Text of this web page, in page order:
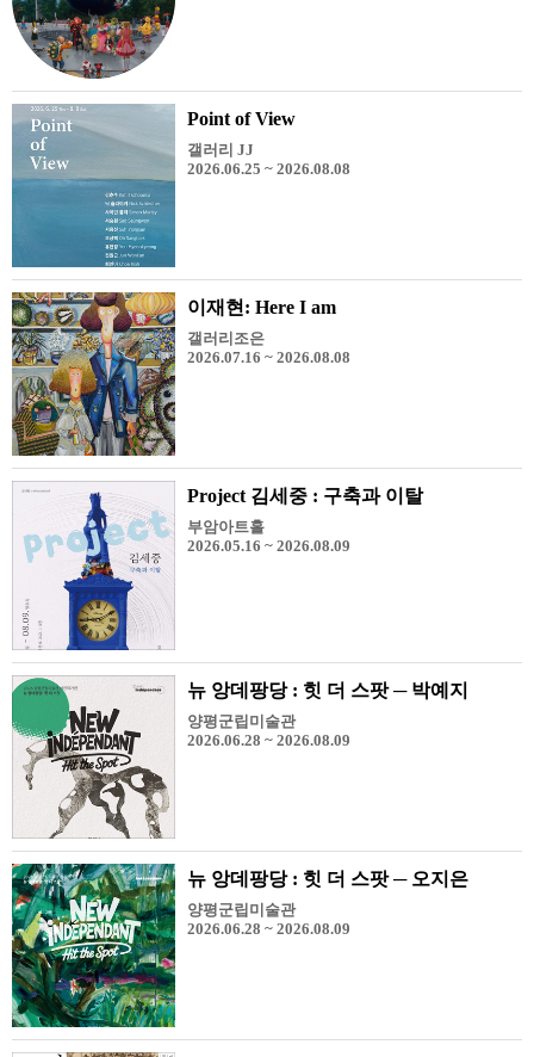
Point of View
갤러리 JJ
2026.06.25 ~ 2026.08.08
이재현: Here I am
갤러리조은
2026.07.16 ~ 2026.08.08
Project 김세중 : 구축과 이탈
부암아트홀
2026.05.16 ~ 2026.08.09
뉴 앙데팡당 : 힛 더 스팟 ─ 박예지
양평군립미술관
2026.06.28 ~ 2026.08.09
뉴 앙데팡당 : 힛 더 스팟 ─ 오지은
양평군립미술관
2026.06.28 ~ 2026.08.09